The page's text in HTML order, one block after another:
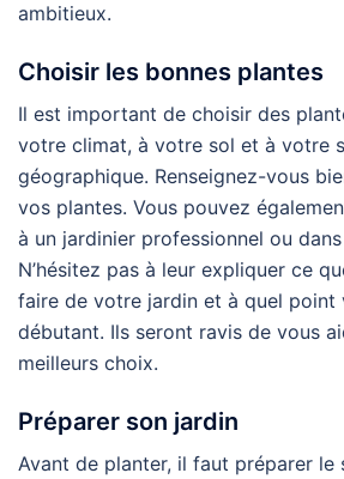
ambitieux.
Choisir les bonnes plantes
Il est important de choisir des
votre climat, à votre sol et à votre
géographique. Renseignez-vous
vos plantes. Vous pouvez
à un jardinier professionnel ou
N’hésitez pas à leur expliquer ce
faire de votre jardin et à quel point
débutant. Ils seront ravis de vous
meilleurs choix.
Préparer son jardin
Avant de planter, il faut préparer le